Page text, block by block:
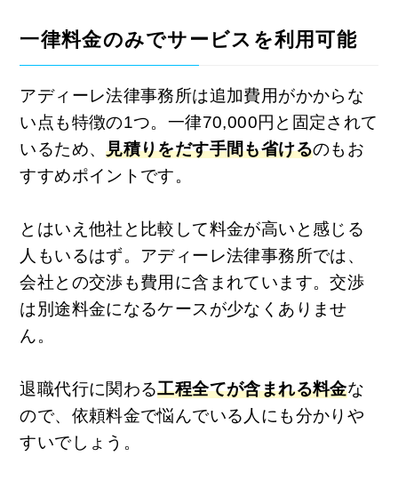
一律料金のみでサービスを利用可能
アディーレ法律事務所は追加費用がかからな
い点も特徴の1つ。一律70,000円と固定されて
いるため、見積りをだす手間も省けるのもお
すすめポイントです。
とはいえ他社と比較して料金が高いと感じる
人もいるはず。アディーレ法律事務所では、
会社との交渉も費用に含まれています。交渉
は別途料金になるケースが少なくありませ
ん。
退職代行に関わる工程全てが含まれる料金な
ので、依頼料金で悩んでいる人にも分かりや
すいでしょう。